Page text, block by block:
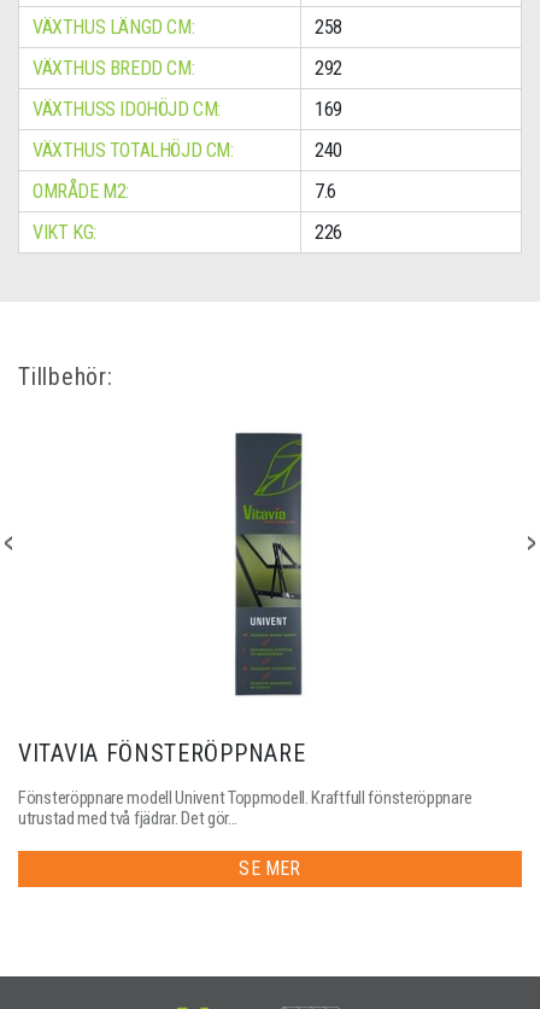
VÄXTHUS LÄNGD CM:
258
VÄXTHUS BREDD CM:
292
VÄXTHUSS IDOHÖJD CM:
169
VÄXTHUS TOTALHÖJD CM:
240
OMRÅDE M2:
7.6
VIKT KG:
226
Tillbehör:
VITAVIA FÖNSTERÖPPNARE
Fönsteröppnare modell Univent Toppmodell. Kraftfull fönsteröppnare
utrustad med två fjädrar. Det gör...
SE MER